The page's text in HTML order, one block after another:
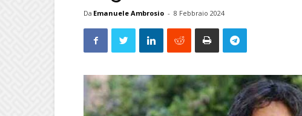
Da Emanuele Ambrosio - 8 Febbraio 2024